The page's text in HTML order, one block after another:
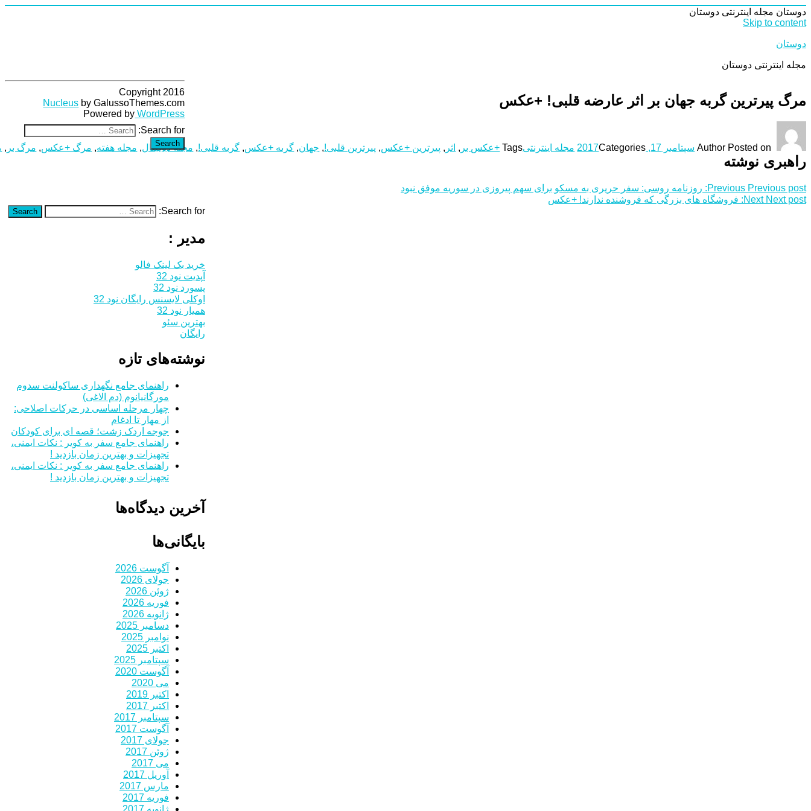
دوستان مجله اینترنتی دوستان
Skip to content
دوستان
مجله اینترنتی دوستان
مرگ پیرترین گربه جهان بر اثر عارضه قلبی! +عکس
Author Posted on سپتامبر 17, 2017 Categories مجله اینترنتیTags +عکس بر , اثر , پیرترین +عکس, پیرترین قلبی!, جهان, گربه +عکس, گربه قلبی!, مجله دیجیتال, مجله هفته, مرگ +عکس, مرگ بر ,
راهبری نوشته
Previous Previous post:
روزنامه روسی: سفر حریری به مسکو برای سهم پیروزی در سوریه موفق نبود
Next Next post:
فروشگاه های بزرگی که فروشنده ندارند! +عکس
Search for:
Search
مدیر :
خرید بک لینک فالو
آپدیت نود 32
پسورد نود 32
اوکلی لایسنس رایگان نود 32
همیار نود 32
بهترین سئو
رایگان
نوشته‌های تازه
راهنمای جامع نگهداری ساکولنت سدوم
مورگانیانوم (دم الاغی)
چهار مرحله اساسی در حرکات اصلاحی:
از مهار تا ادغام
جوجه اردک زشت؛ قصه ای برای کودکان
راهنمای جامع سفر به کویر : نکات ایمنی،
تجهیزات و بهترین زمان بازدید !
راهنمای جامع سفر به کویر : نکات ایمنی،
تجهیزات و بهترین زمان بازدید !
آخرین دیدگاه‌ها
بایگانی‌ها
آگوست 2026
جولای 2026
ژوئن 2026
فوریه 2026
ژانویه 2026
دسامبر 2025
نوامبر 2025
اکتبر 2025
سپتامبر 2025
آگوست 2020
می 2020
اکتبر 2019
اکتبر 2017
سپتامبر 2017
آگوست 2017
جولای 2017
ژوئن 2017
می 2017
آوریل 2017
مارس 2017
فوریه 2017
Copyright 2016
Nucleus by GalussoThemes.com
Powered by WordPress
Search for:
Search